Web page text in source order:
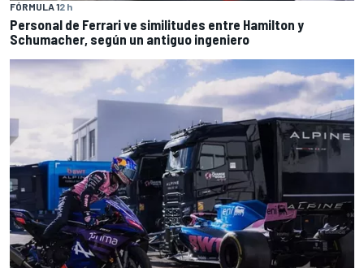
FÓRMULA 12 h
Personal de Ferrari ve similitudes entre Hamilton y
Schumacher, según un antiguo ingeniero